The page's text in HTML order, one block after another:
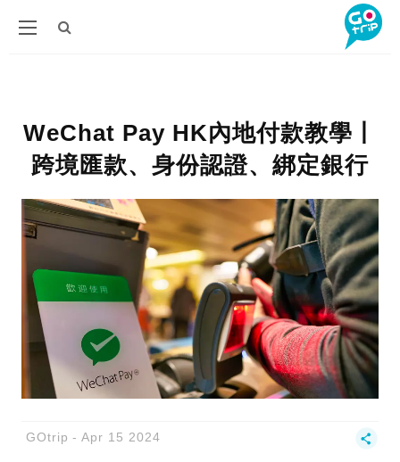
WeChat Pay HK內地付款教學丨
跨境匯款、身份認證、綁定銀行
GOtrip Apr 15 2024